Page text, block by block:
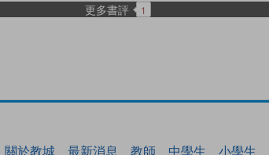
更多書評 1
關於教城 最新消息 教師 中學生 小學生